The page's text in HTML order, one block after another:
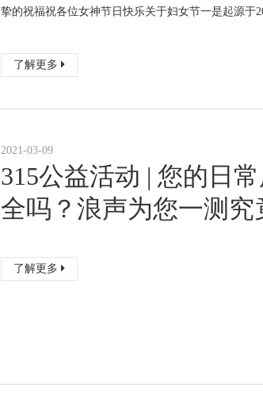
挚的祝福祝各位女神节日快乐关于妇女节一是起源于
了解更多
2021-03-09
315公益活动 | 您的日
全吗？浪声为您一测究
了解更多